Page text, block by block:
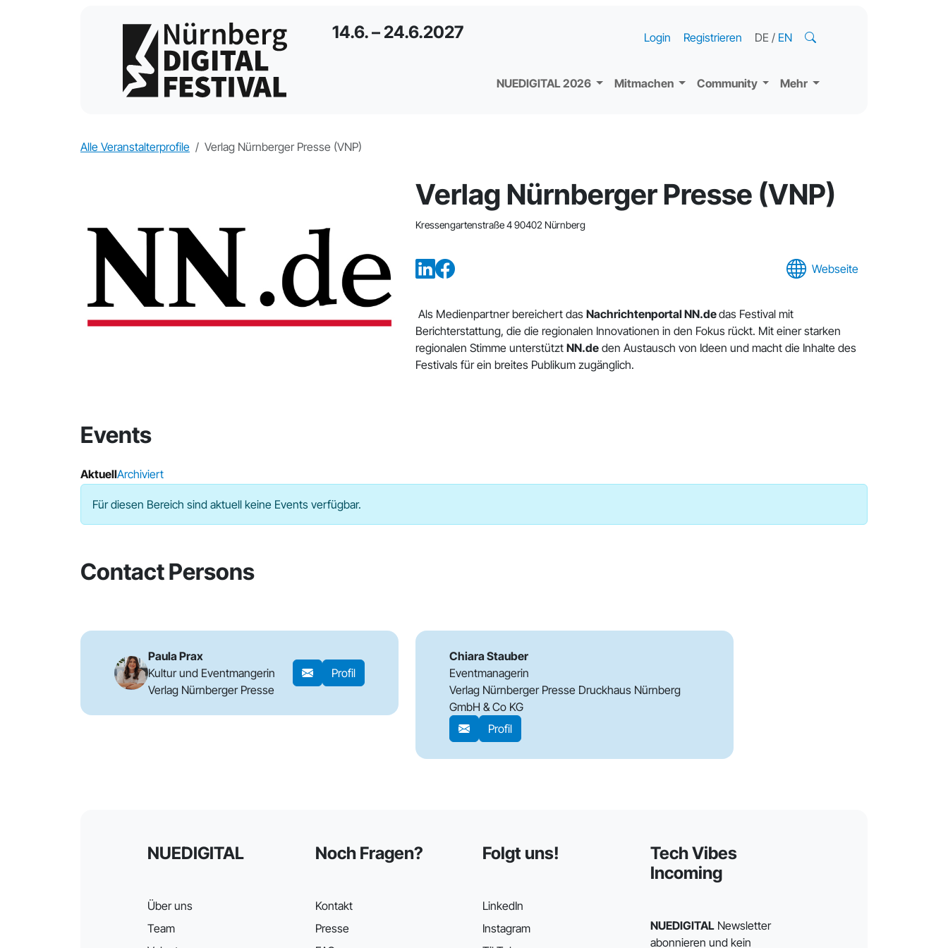
14.6. – 24.6.2027
NUEDIGITAL 2026 Mitmachen Community Mehr
Login Registrieren DE / EN
Alle Veranstalterprofile Verlag Nürnberger Presse (VNP)
Verlag Nürnberger Presse (VNP)
Kressengartenstraße 4 90402 Nürnberg
Webseite
Als Medienpartner bereichert das Nachrichtenportal NN.dedas Festival mit
Berichterstattung, die die regionalen Innovationen in den Fokus rückt. Mit einer starken
regionalen Stimme unterstützt NN.de den Austausch von Ideen und macht die Inhalte des
Festivals für ein breites Publikum zugänglich.
Events
AktuellArchiviert
Für diesen Bereich sind aktuell keine Events verfügbar.
Contact Persons
Paula Prax
Kultur und Eventmangerin
Verlag Nürnberger Presse
Profil
Chiara Stauber
Eventmanagerin
Verlag Nürnberger Presse Druckhaus Nürnberg
GmbH & Co KG
Profil
NUEDIGITAL
Über uns
Team
Noch Fragen?
Kontakt
Presse
Folgt uns!
LinkedIn
Instagram
Tech Vibes
Incoming
NUEDIGITALNewsletter
abonnieren und kein